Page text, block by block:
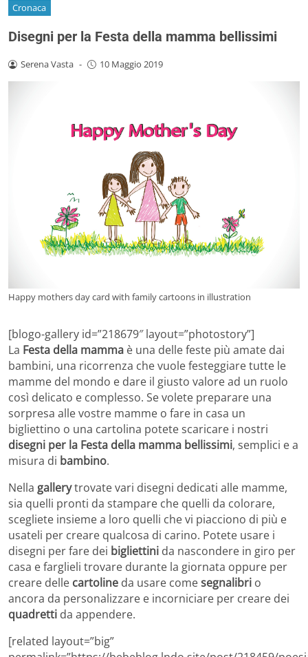
Cronaca
Disegni per la Festa della mamma bellissimi
Serena Vasta - 10 Maggio 2019
Happy mothers day card with family cartoons in illustration
[blogo-gallery id=”218679″ layout=”photostory”]
La Festa della mamma è una delle feste più amate dai
bambini, una ricorrenza che vuole festeggiare tutte le
mamme del mondo e dare il giusto valore ad un ruolo
così delicato e complesso. Se volete preparare una
sorpresa alle vostre mamme o fare in casa un
bigliettino o una cartolina potete scaricare i nostri
disegni per la Festa della mamma bellissimi, semplici e a
misura di bambino.
Nella gallerytrovate vari disegni dedicati alle mamme,
sia quelli pronti da stampare che quelli da colorare,
scegliete insieme a loro quelli che vi piacciono di più e
usateli per creare qualcosa di carino. Potete usare i
disegni per fare dei bigliettini da nascondere in giro per
casa e farglieli trovare durante la giornata oppure per
creare delle cartoline da usare comesegnalibri o
ancora da personalizzare e incorniciare per creare dei
quadretti da appendere.
[related layout=”big”